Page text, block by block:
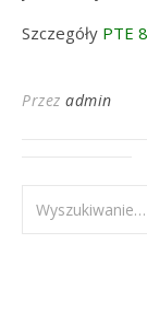
Szczegóły PTE
Przez admin